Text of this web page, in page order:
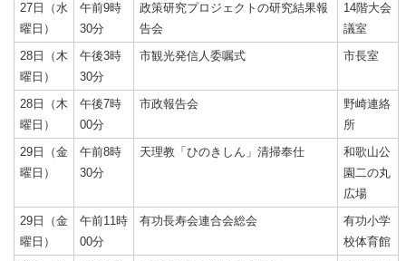
27日（水
曜日）
午前9時
30分
政策研究プロジェクトの研究結果報
告会
14階大会
議室
28日（木
曜日）
午後3時
30分
市観光発信人委嘱式 市長室
28日（木
曜日）
午後7時
00分
市政報告会
野崎連絡
所
29日（金
曜日）
午前8時
30分
天理教「ひのきしん」清掃奉仕
和歌山公
園二の丸
広場
29日（金
曜日）
午前11時
00分
有功長寿会連合会総会
有功小学
校体育館